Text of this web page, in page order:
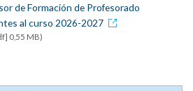
de Formación de Profesorado
al curso 2026-2027
0,55 MB)